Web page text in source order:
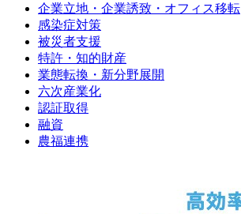
企業立地・企業誘致・オフィス移転
感染症対策
被災者支援
特許・知的財産
業態転換・新分野展開
六次産業化
認証取得
融資
農福連携